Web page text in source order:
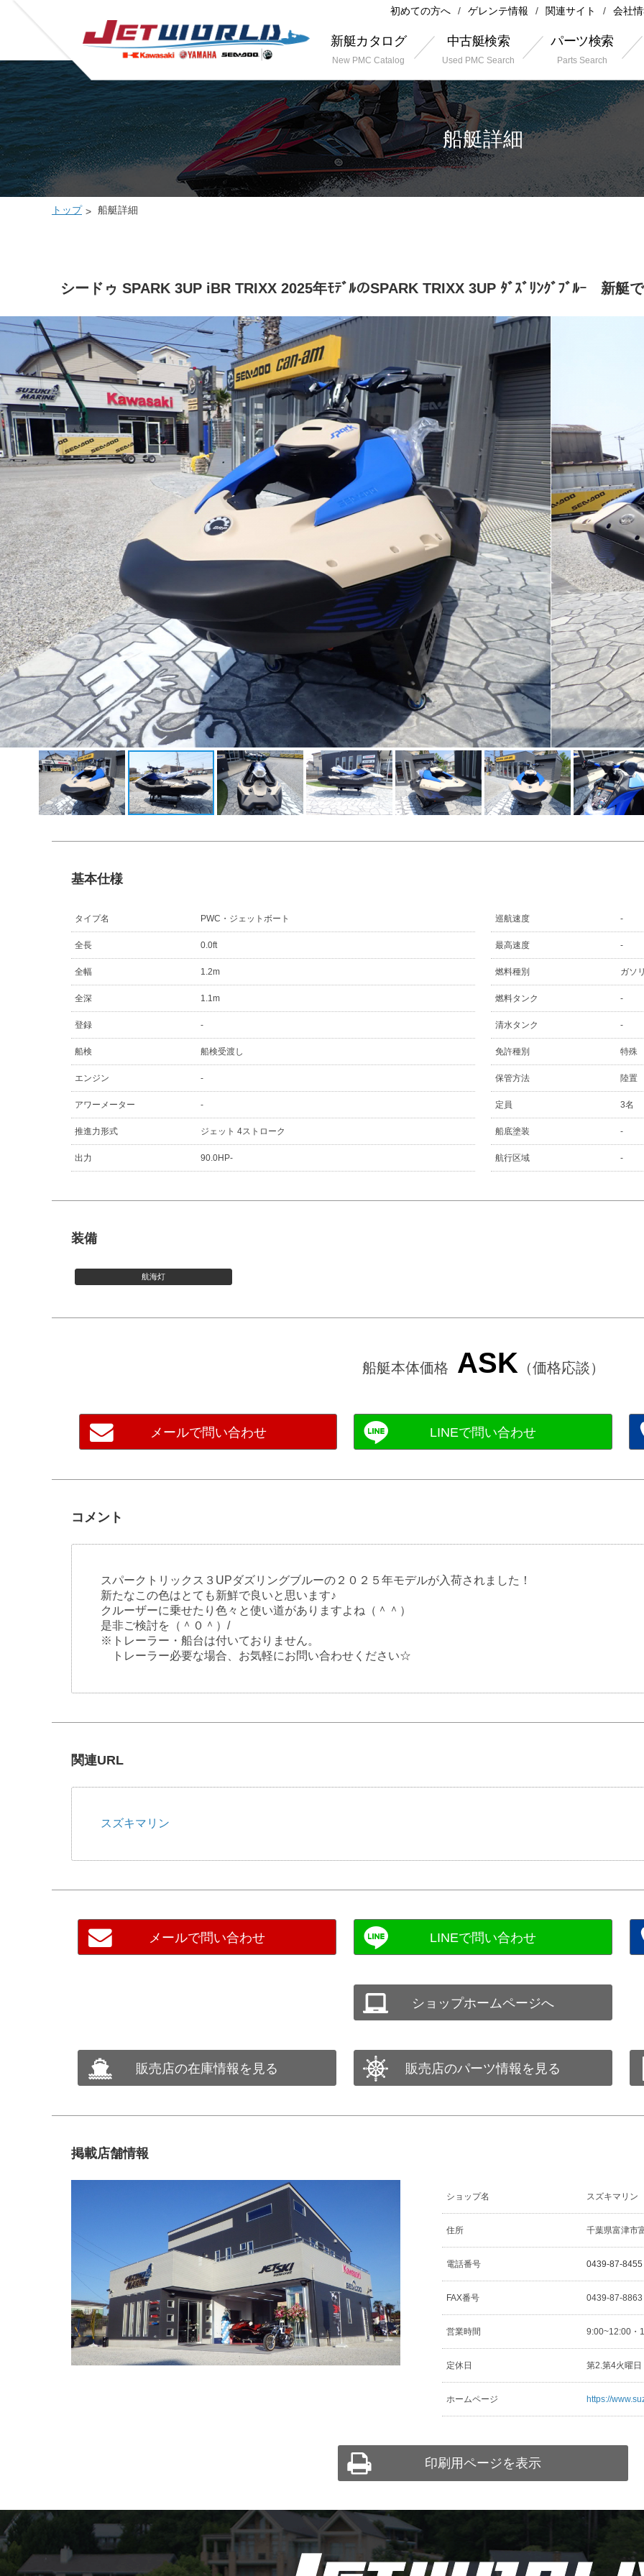
初めての方へ ゲレンテ情報 関連サイト 会社
新艇カタログ
New PMC Catalog
中古艇検索
Used PMC Search
パーツ検索
Parts Search
船艇詳細
トップ 船艇詳細
シードゥ SPARK 3UP iBR TRIXX 2025年ﾓﾃﾞﾙのSPARK TRIXX 3UP ﾀﾞｽﾞﾘﾝｸﾞﾌﾞﾙｰ 新艇
基本仕様
タイプ名 PWC・ジェットボート
全長 0.0ft
全幅 1.2m
全深 1.1m
登録 -
船検 船検受渡し
エンジン -
アワーメーター -
推進力形式 ジェット 4ストローク
出力 90.0HP-
巡航速度 -
最高速度 -
燃料種別 ガソ
燃料タンク -
清水タンク -
免許種別 特殊
保管方法 陸置
定員 3名
船底塗装 -
航行区域 -
装備
航海灯
船艇本体価格 ASK （価格応談）
メールで問い合わせ
コメント
スパークトリックス３UPダズリングブルーの２０２５年モデルが入荷されました！
新たなこの色はとても新鮮で良いと思います♪
クルーザーに乗せたり色々と使い道がありますよね（＾＾）
是非ご検討を（＾０＾）/
※トレーラー・船台は付いておりません。
トレーラー必要な場合、お気軽にお問い合わせください☆
関連URL
スズキマリン
メールで問い合わせ
ショップホームページへ
販売店の在庫情報を見る 販売店のパーツ情報を見る
掲載店舗情報
ショップ名 スズキマリン
住所 千葉県富津市
電話番号 0439-87-8455
FAX番号 0439-87-
営業時間 9:00~12:00・
定休日 第2.第4火曜
ホームページ https://
印刷用ページを表示